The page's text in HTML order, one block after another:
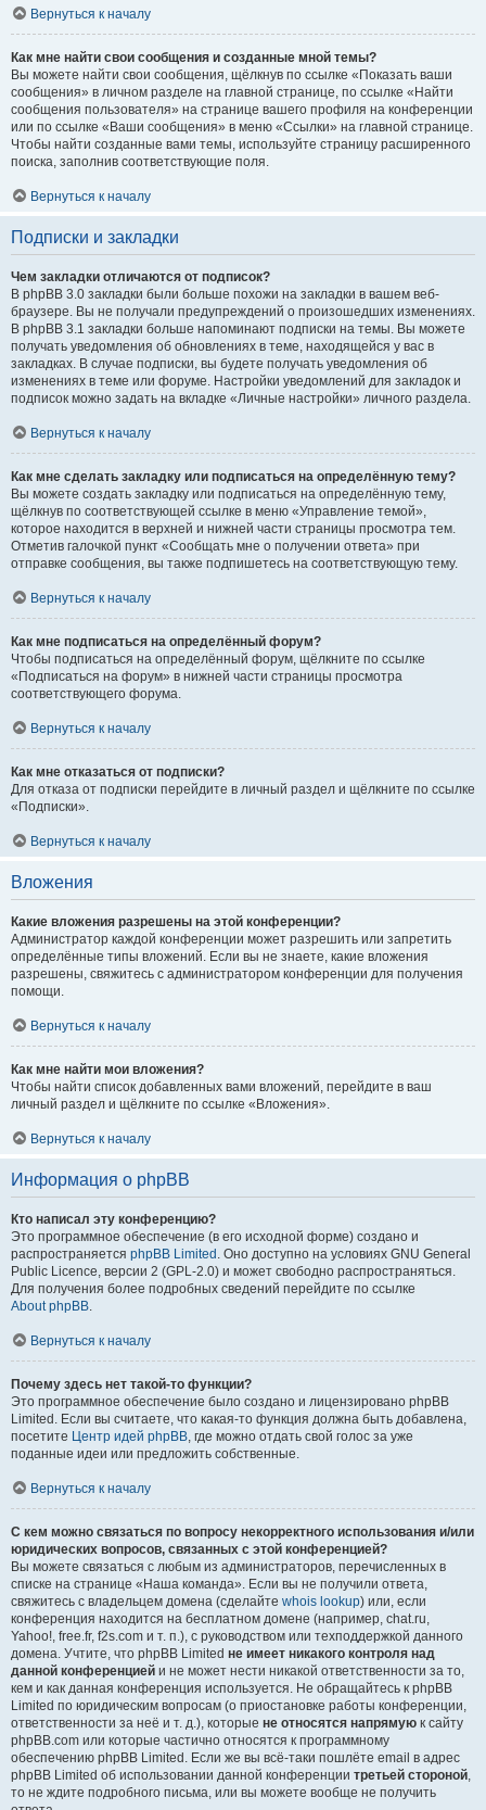
Вернуться к началу
Как мне найти свои сообщения и созданные мной темы?
Вы можете найти свои сообщения, щёлкнув по ссылке «Показать ваши
сообщения» в личном разделе на главной странице, по ссылке «Найти
сообщения пользователя» на странице вашего профиля на конференции
или по ссылке «Ваши сообщения» в меню «Ссылки» на главной странице.
Чтобы найти созданные вами темы, используйте страницу расширенного
поиска, заполнив соответствующие поля.
Вернуться к началу
Подписки и закладки
Чем закладки отличаются от подписок?
В phpBB 3.0 закладки были больше похожи на закладки в вашем веб-
браузере. Вы не получали предупреждений о произошедших изменениях.
В phpBB 3.1 закладки больше напоминают подписки на темы. Вы можете
получать уведомления об обновлениях в теме, находящейся у вас в
закладках. В случае подписки, вы будете получать уведомления об
изменениях в теме или форуме. Настройки уведомлений для закладок и
подписок можно задать на вкладке «Личные настройки» личного раздела.
Вернуться к началу
Как мне сделать закладку или подписаться на определённую тему?
Вы можете создать закладку или подписаться на определённую тему,
щёлкнув по соответствующей ссылке в меню «Управление темой»,
которое находится в верхней и нижней части страницы просмотра тем.
Отметив галочкой пункт «Сообщать мне о получении ответа» при
отправке сообщения, вы также подпишетесь на соответствующую тему.
Вернуться к началу
Как мне подписаться на определённый форум?
Чтобы подписаться на определённый форум, щёлкните по ссылке
«Подписаться на форум» в нижней части страницы просмотра
соответствующего форума.
Вернуться к началу
Как мне отказаться от подписки?
Для отказа от подписки перейдите в личный раздел и щёлкните по ссылке
«Подписки».
Вернуться к началу
Вложения
Какие вложения разрешены на этой конференции?
Администратор каждой конференции может разрешить или запретить
определённые типы вложений. Если вы не знаете, какие вложения
разрешены, свяжитесь с администратором конференции для получения
помощи.
Вернуться к началу
Как мне найти мои вложения?
Чтобы найти список добавленных вами вложений, перейдите в ваш
личный раздел и щёлкните по ссылке «Вложения».
Вернуться к началу
Информация о phpBB
Кто написал эту конференцию?
Это программное обеспечение (в его исходной форме) создано и
распространяется phpBB Limited . Оно доступно на условиях GNU General
Public Licence, версии 2 (GPL-2.0) и может свободно распространяться.
Для получения более подробных сведений перейдите по ссылке
About phpBB.
Вернуться к началу
Почему здесь нет такой-то функции?
Это программное обеспечение было создано и лицензировано phpBB
Limited. Если вы считаете, что какая-то функция должна быть добавлена,
посетите Центр идей phpBB, где можно отдать свой голос за уже
поданные идеи или предложить собственные.
Вернуться к началу
С кем можно связаться по вопросу некорректного использования и/или
юридических вопросов, связанных с этой конференцией?
Вы можете связаться с любым из администраторов, перечисленных в
списке на странице «Наша команда». Если вы не получили ответа,
свяжитесь с владельцем домена (сделайте whois lookup) или, если
конференция находится на бесплатном домене (например, chat.ru,
Yahoo!, free.fr, f2s.com и т. п.), с руководством или техподдержкой данного
домена. Учтите, что phpBB Limited не имеет никакого контроля над
данной конференцией и не может нести никакой ответственности за то,
кем и как данная конференция используется. Не обращайтесь к phpBB
Limited по юридическим вопросам (о приостановке работы конференции,
ответственности за неё и т. д.), которые не относятся напрямую к сайту
phpBB.com или которые частично относятся к программному
обеспечению phpBB Limited. Если же вы всё-таки пошлёте email в адрес
phpBB Limited об использовании данной конференции третьей стороной,
то не ждите подробного письма, или вы можете вообще не получить